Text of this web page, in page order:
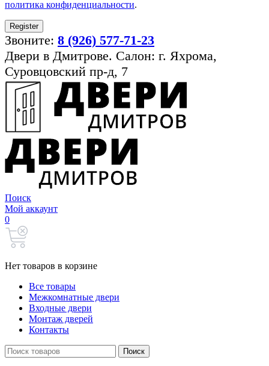
политика конфиденциальности.
Register
Звоните: 8 (926) 577-71-23
Двери в Дмитрове. Салон: г. Яхрома,
Суровцовский пр-д, 7
Поиск
Мой аккаунт
0
Нет товаров в корзине
Все товары
Межкомнатные двери
Входные двери
Монтаж дверей
Контакты
Search
for:
Поиск